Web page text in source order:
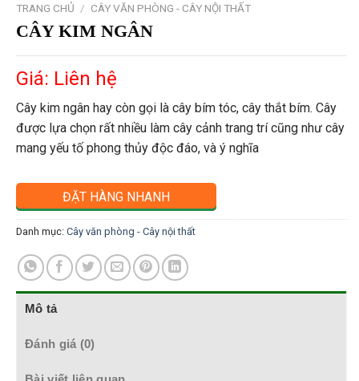
TRANG CHỦ / CÂY VĂN PHÒNG - CÂY NỘI THẤT
CÂY KIM NGÂN
Giá: Liên hệ
Cây kim ngân hay còn gọi là cây bím tóc, cây thắt bím. Cây
được lựa chọn rất nhiều làm cây cảnh trang trí cũng như cây
mang yếu tố phong thủy độc đáo, và ý nghĩa
ĐẶT HÀNG NHANH
Danh mục: Cây văn phòng - Cây nội thất
Mô tả
Đánh giá (0)